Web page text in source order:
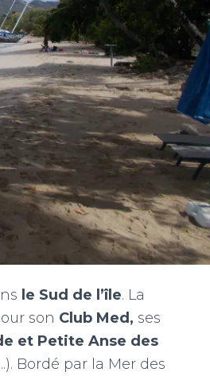
le Sud de l’île. La
son Club Med, ses
et Petite Anse des
Bordé par la Mer des